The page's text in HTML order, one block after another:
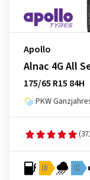
Apollo
Alnac 4G All
175/65 R15 84H
PKW
D C